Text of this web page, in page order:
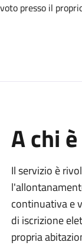
presso il
A chi
Il servizio è
continuativa e
di iscrizione
propria